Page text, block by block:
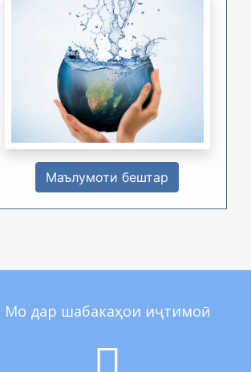
Маълумоти бештар
Мо дар шабакаҳои иҷтимоӣ